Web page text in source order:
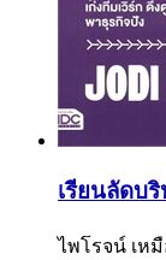
เรียนลัดบ
ไพโรจน์ เห